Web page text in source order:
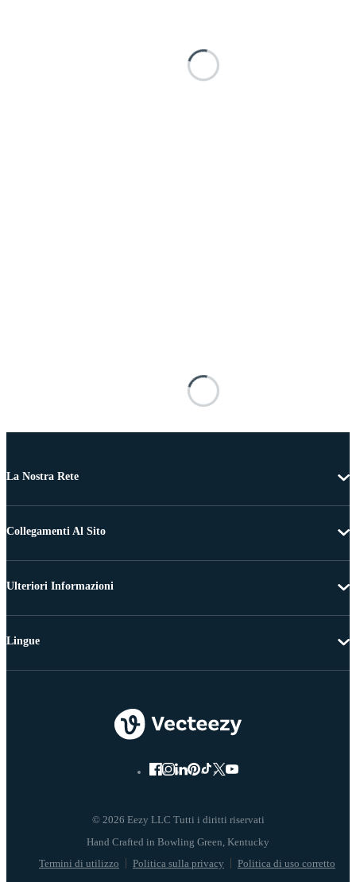
La Nostra Rete
Collegamenti Al Sito
Ulteriori Informazioni
© 2026 Eezy LLC Tutti i diritti riservati
Termini di utilizzo Politica sulla privacy Politica di uso corretto
Lingue